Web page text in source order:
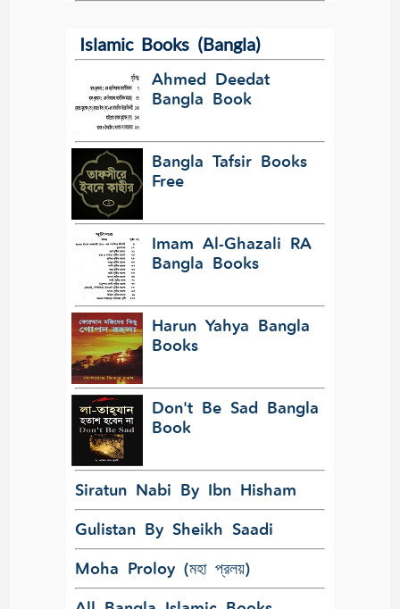
Islamic Books (Bangla)
Ahmed Deedat
Bangla Book
Bangla Tafsir Books
Free
Imam Al-Ghazali RA
Bangla Books
Harun Yahya Bangla
Books
Don't Be Sad Bangla
Book
Siratun Nabi By Ibn Hisham
Gulistan By Sheikh Saadi
Moha Proloy (মহা প্রলয়)